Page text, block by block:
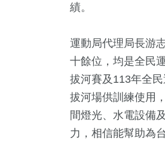
績。
運動局代理局長游
十餘位，均是全民
拔河賽及113年全
拔河場供訓練使用
間燈光、水電設備
力，相信能幫助為
+
兩岸
30+
2024立委選戰